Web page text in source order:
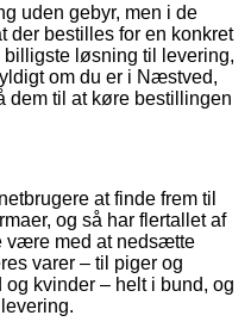
uden gebyr, men i de
der bestilles for en konkret
løsning til levering,
om du er i Næstved,
dem til at køre bestillingen
at finde frem til
og så har flertallet af
være med at nedsætte
varer – til piger og
kvinder – helt i bund, og